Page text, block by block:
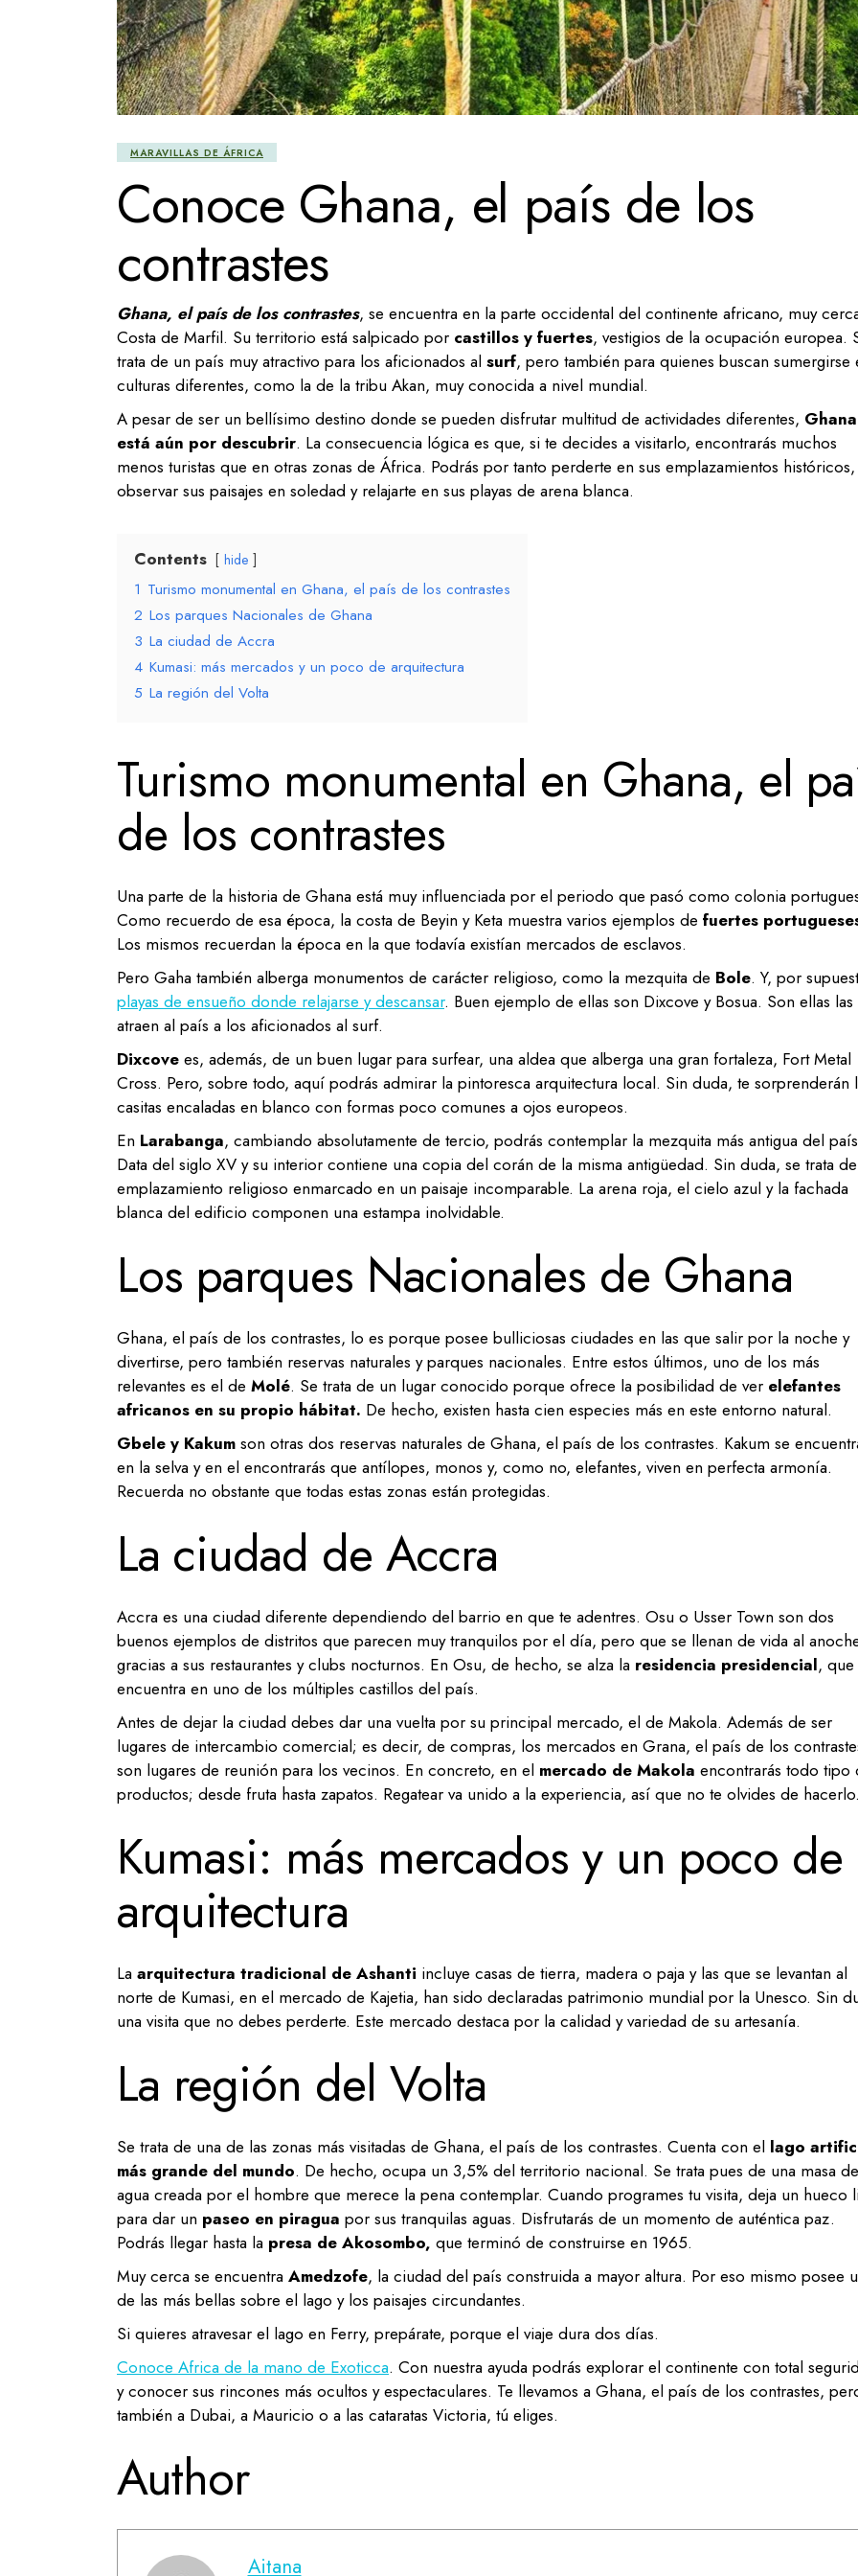
MARAVILLAS DE ÁFRICA
Conoce Ghana, el país de los
contrastes
Ghana, el país de los contrastes, se encuentra en la parte occidental del continente africano, muy
Costa de Marfil. Su territorio está salpicado por castillos y fuertes, vestigios de la ocupación europea.
trata de un país muy atractivo para los aficionados al surf, pero también para quienes buscan sumergirse
culturas diferentes, como la de la tribu Akan, muy conocida a nivel mundial.
A pesar de ser un bellísimo destino donde se pueden disfrutar multitud de actividades diferentes, Ghana
está aún por descubrir. La consecuencia lógica es que, si te decides a visitarlo, encontrarás muchos
menos turistas que en otras zonas de África. Podrás por tanto perderte en sus emplazamientos históricos,
observar sus paisajes en soledad y relajarte en sus playas de arena blanca.
Contents hide
1 Turismo monumental en Ghana, el país de los contrastes
2 Los parques Nacionales de Ghana
3 La ciudad de Accra
4 Kumasi: más mercados y un poco de arquitectura
5 La región del Volta
Turismo monumental en Ghana, el
de los contrastes
Una parte de la historia de Ghana está muy influenciada por el periodo que pasó como colonia
Como recuerdo de esa época, la costa de Beyin y Keta muestra varios ejemplos de fuertes
Los mismos recuerdan la época en la que todavía existían mercados de esclavos.
Pero Gaha también alberga monumentos de carácter religioso, como la mezquita de Bole. Y, por
playas de ensueño donde relajarse y descansar. Buen ejemplo de ellas son Dixcove y Bosua. Son ellas las
atraen al país a los aficionados al surf.
Dixcove es, además, de un buen lugar para surfear, una aldea que alberga una gran fortaleza, Fort Metal
Cross. Pero, sobre todo, aquí podrás admirar la pintoresca arquitectura local. Sin duda, te sorprenderán
casitas encaladas en blanco con formas poco comunes a ojos europeos.
En Larabanga, cambiando absolutamente de tercio, podrás contemplar la mezquita más antigua del
Data del siglo XV y su interior contiene una copia del corán de la misma antigüedad. Sin duda, se trata
emplazamiento religioso enmarcado en un paisaje incomparable. La arena roja, el cielo azul y la fachada
blanca del edificio componen una estampa inolvidable.
Los parques Nacionales de Ghana
Ghana, el país de los contrastes, lo es porque posee bulliciosas ciudades en las que salir por la noche y
divertirse, pero también reservas naturales y parques nacionales. Entre estos últimos, uno de los más
relevantes es el de Molé. Se trata de un lugar conocido porque ofrece la posibilidad de ver elefantes
africanos en su propio hábitat. De hecho, existen hasta cien especies más en este entorno natural.
Gbele y Kakum son otras dos reservas naturales de Ghana, el país de los contrastes. Kakum se
en la selva y en el encontrarás que antílopes, monos y, como no, elefantes, viven en perfecta armonía.
Recuerda no obstante que todas estas zonas están protegidas.
La ciudad de Accra
Accra es una ciudad diferente dependiendo del barrio en que te adentres. Osu o Usser Town son dos
buenos ejemplos de distritos que parecen muy tranquilos por el día, pero que se llenan de vida al
gracias a sus restaurantes y clubs nocturnos. En Osu, de hecho, se alza la residencia presidencial, que
encuentra en uno de los múltiples castillos del país.
Antes de dejar la ciudad debes dar una vuelta por su principal mercado, el de Makola. Además de ser
lugares de intercambio comercial; es decir, de compras, los mercados en Grana, el país de los
son lugares de reunión para los vecinos. En concreto, en el mercado de Makola encontrarás todo tipo
productos; desde fruta hasta zapatos. Regatear va unido a la experiencia, así que no te olvides de hacerlo.
Kumasi: más mercados y un poco de
arquitectura
La arquitectura tradicional de Ashanti incluye casas de tierra, madera o paja y las que se levantan al
norte de Kumasi, en el mercado de Kajetia, han sido declaradas patrimonio mundial por la Unesco. Sin
una visita que no debes perderte. Este mercado destaca por la calidad y variedad de su artesanía.
La región del Volta
Se trata de una de las zonas más visitadas de Ghana, el país de los contrastes. Cuenta con el lago
más grande del mundo. De hecho, ocupa un 3,5% del territorio nacional. Se trata pues de una masa de
agua creada por el hombre que merece la pena contemplar. Cuando programes tu visita, deja un hueco
para dar un paseo en piragua por sus tranquilas aguas. Disfrutarás de un momento de auténtica paz.
Podrás llegar hasta la presa de Akosombo, que terminó de construirse en 1965.
Muy cerca se encuentra Amedzofe, la ciudad del país construida a mayor altura. Por eso mismo posee
de las más bellas sobre el lago y los paisajes circundantes.
Si quieres atravesar el lago en Ferry, prepárate, porque el viaje dura dos días.
Conoce Africa de la mano de Exoticca. Con nuestra ayuda podrás explorar el continente con total
y conocer sus rincones más ocultos y espectaculares. Te llevamos a Ghana, el país de los contrastes,
también a Dubai, a Mauricio o a las cataratas Victoria, tú eliges.
Author
Aitana